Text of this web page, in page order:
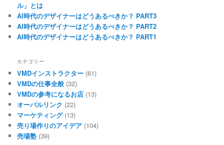
ル」とは
AI時代のデザイナーはどうあるべきか？ PART3
AI時代のデザイナーはどうあるべきか？ PART2
AI時代のデザイナーはどうあるべきか？ PART1
カテゴリー
VMDインストラクター (61)
VMDの仕事全般 (32)
VMDの参考になるお店 (13)
オーバルリンク (22)
マーケティング(13)
売り場作りのアイデア (104)
売場塾 (39)